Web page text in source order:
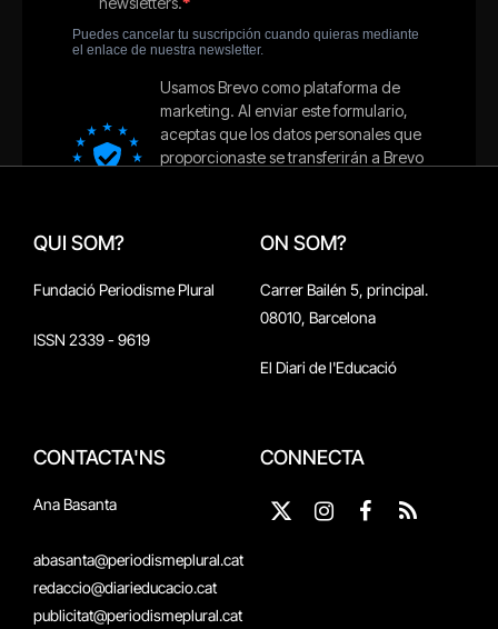
QUI SOM?
Fundació Periodisme Plural
ISSN 2339 - 9619
ON SOM?
Carrer Bailén 5, principal.
08010, Barcelona
El Diari de l'Educació
CONTACTA'NS
Ana Basanta
abasanta@periodismeplural.cat
redaccio@diarieducacio.cat
publicitat@periodismeplural.cat
CONNECTA
X
Instagram
Facebook
RSS